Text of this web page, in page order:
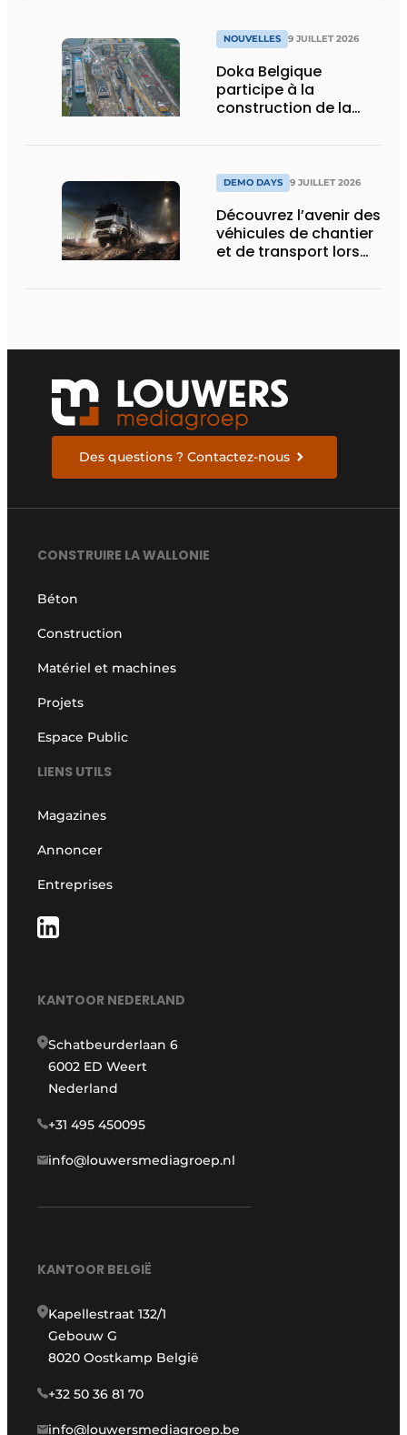
NOUVELLES 9 JUILLET 2026
Doka Belgique
participe à la
construction de la
DEMO DAYS 9 JUILLET 2026
Découvrez l’avenir des
véhicules de chantier
et de transport lors
Des questions ? Contactez-nous
CONSTRUIRE LA WALLONIE
Béton
Construction
Matériel et machines
Projets
Espace Public
LIENS UTILS
Magazines
Annoncer
Entreprises
KANTOOR NEDERLAND
Schatbeurderlaan 6
6002 ED Weert
Nederland
+31 495 450095
info@louwersmediagroep.nl
KANTOOR BELGIË
Kapellestraat 132/1
Gebouw G
8020 Oostkamp België
+32 50 36 81 70
info@louwersmediagroep.be